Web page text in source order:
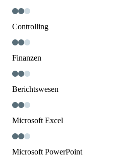
Controlling
Finanzen
Berichtswesen
Microsoft Excel
Microsoft PowerPoint